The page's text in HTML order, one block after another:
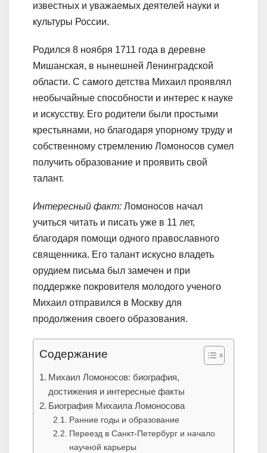
известных и уважаемых деятелей науки и
культуры России.
Родился 8 ноября 1711 года в деревне
Мишанская, в нынешней Ленинградской
области. С самого детства Михаил проявлял
необычайные способности и интерес к науке
и искусству. Его родители были простыми
крестьянами, но благодаря упорному труду и
собственному стремлению Ломоносов сумел
получить образование и проявить свой
талант.
Интересный факт: Ломоносов начал
учиться читать и писать уже в 11 лет,
благодаря помощи одного православного
священника. Его талант искусно владеть
орудием письма был замечен и при
поддержке покровителя молодого ученого
Михаил отправился в Москву для
продолжения своего образования.
Содержание
Михаил Ломоносов: биография,
достижения и интересные факты
Биография Михаила Ломоносова
Ранние годы и образование
Переезд в Санкт-Петербург и начало
научной карьеры